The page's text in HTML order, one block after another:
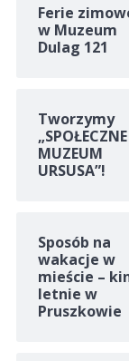
Ferie
w Muzeum
Dulag 121
Tworzymy
„SPOŁECZNE
MUZEUM
URSUSA”!
Sposób na
wakacje w
mieście –
letnie w
Pruszkowie